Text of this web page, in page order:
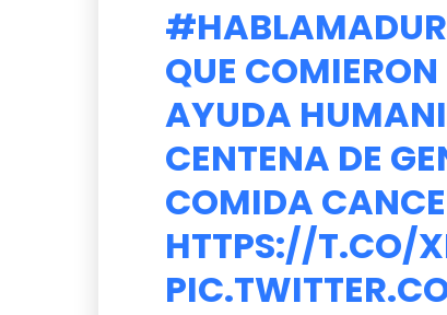
QUE
AYUDA
CENTENA DE
COMIDA
HTTPS://T.CO/